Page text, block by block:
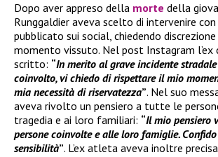
Dopo aver appreso della morte della
Runggaldier aveva scelto di intervenire con
pubblicato sui social, chiedendo
momento vissuto. Nel post Instagram l’ex
scritto: “In merito al grave incidente
coinvolto, vi chiedo di rispettare il mio
mia necessità di riservatezza”. Nel suo
aveva rivolto un pensiero a tutte le
tragedia e ai loro familiari: “Il mio pensiero
persone coinvolte e alle loro famiglie.
sensibilità”. L’ex atleta aveva inoltre